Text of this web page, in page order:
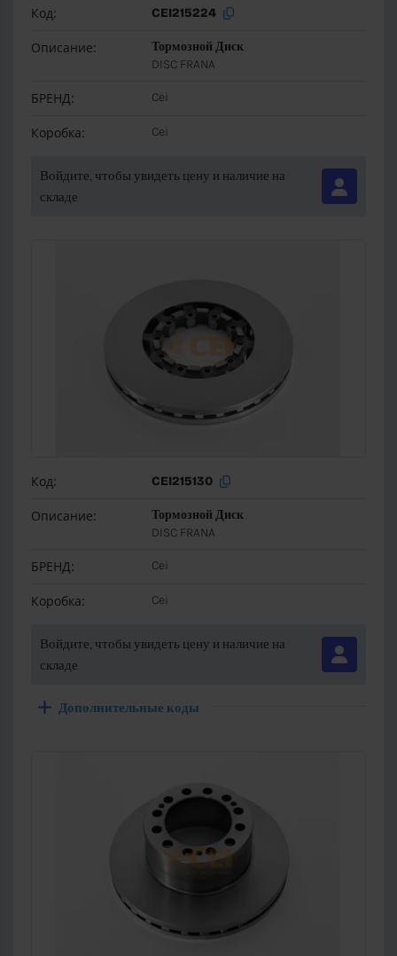
Код: CEI215224
Описание:
Тормозной Диск
DISC FRANA
БРЕНД: Cei
Коробка: Cei
Войдите, чтобы увидеть цену и наличие на
складе
Код: CEI215130
Описание:
Тормозной Диск
DISC FRANA
БРЕНД: Cei
Коробка: Cei
Войдите, чтобы увидеть цену и наличие на
складе
Дополнительные коды